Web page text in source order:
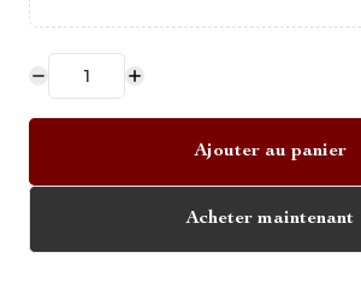
Ajouter au panier
Acheter maintenant